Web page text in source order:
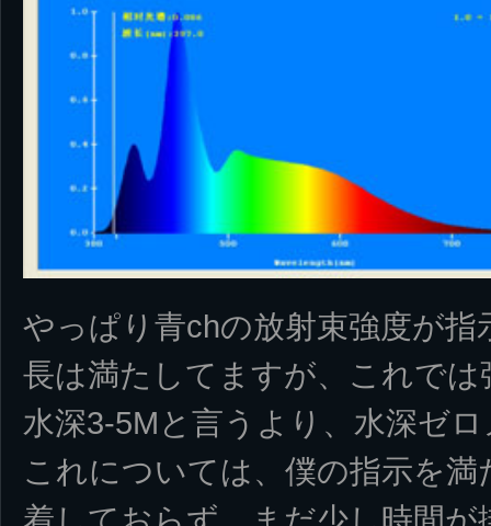
やっぱり青chの放射束強度が
長は満たしてますが、これで
水深3-5Mと言うより、水深ゼ
これについては、僕の指示を
着しておらず、まだ少し時間